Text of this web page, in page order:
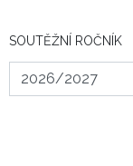
SOUTĚŽNÍ ROČNÍK